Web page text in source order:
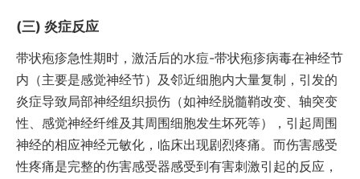
炎症反应
带状疱疹急性期时，激活后的水痘-带状疱疹病毒在神经节
内（主要是感觉神经节）及邻近细胞内大量复制，引发的
炎症导致局部神经组织损伤（如神经脱髓鞘改变、轴突变
性、感觉神经纤维及其周围细胞发生坏死等），引起周围
神经的相应神经元敏化，临床出现剧烈疼痛。而伤害感受
性疼痛是完整的伤害感受器感受到有害刺激引起的反应，